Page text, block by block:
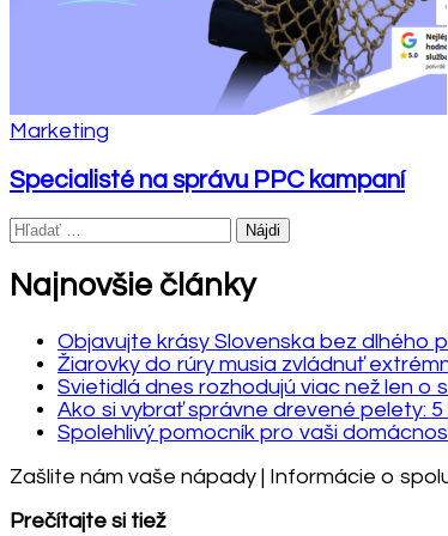
Marketing
Specialisté na správu PPC kampaní
Hľadať:
Najnovšie články
Objavujte krásy Slovenska bez dlhého
Žiarovky do rúry musia zvládnuť
Svietidlá dnes rozhodujú viac než len o
Ako si vybrať správne drevené pelety:
Spolehlivý pomocník pro vaši
Zašlite nám vaše nápady | Informácie o
Prečítajte si tiež